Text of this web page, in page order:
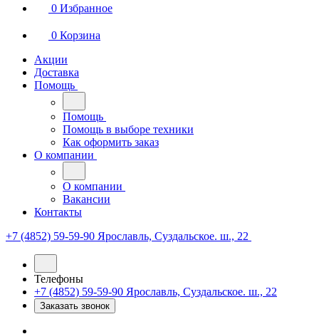
0 Избранное
0 Корзина
Акции
Доставка
Помощь
Помощь
Помощь в выборе техники
Как оформить заказ
О компании
О компании
Вакансии
Контакты
+7 (4852) 59-59-90 Ярославль, Суздальское. ш., 22
Телефоны
+7 (4852) 59-59-90 Ярославль, Суздальское. ш., 22
Заказать звонок